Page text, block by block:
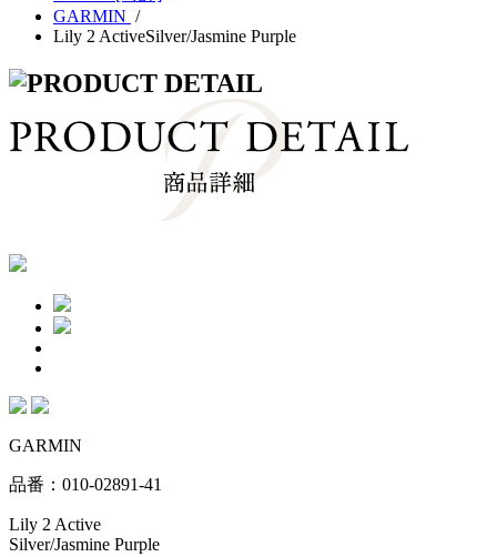
GARMIN /
Lily 2 ActiveSilver/Jasmine Purple
GARMIN
品番：010-02891-41
Lily 2 Active
Silver/Jasmine Purple